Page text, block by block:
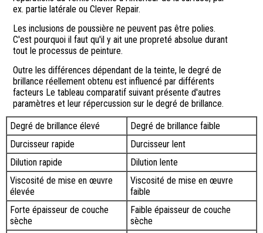
ex. partie latérale ou Clever Repair.
Les inclusions de poussière ne peuvent pas être polies.
C'est pourquoi il faut qu'il y ait une propreté absolue durant
tout le processus de peinture.
Outre les différences dépendant de la teinte, le degré de
brillance réellement obtenu est influencé par différents
facteurs Le tableau comparatif suivant présente d'autres
paramètres et leur répercussion sur le degré de brillance.
Degré de brillance élevé
Degré de brillance faible
Durcisseur rapide
Durcisseur lent
Dilution rapide
Dilution lente
Viscosité de mise en œuvre
élevée
Viscosité de mise en œuvre
faible
Forte épaisseur de couche
sèche
Faible épaisseur de couche
sèche